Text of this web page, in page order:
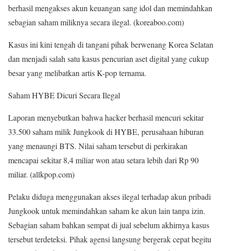
berhasil mengakses akun keuangan sang idol dan memindahkan
sebagian saham miliknya secara ilegal. (koreaboo.com)
Kasus ini kini tengah di tangani pihak berwenang Korea Selatan
dan menjadi salah satu kasus pencurian aset digital yang cukup
besar yang melibatkan artis K-pop ternama.
Saham HYBE Dicuri Secara Ilegal
Laporan menyebutkan bahwa hacker berhasil mencuri sekitar
33.500 saham milik Jungkook di HYBE, perusahaan hiburan
yang menaungi BTS. Nilai saham tersebut di perkirakan
mencapai sekitar 8,4 miliar won atau setara lebih dari Rp 90
miliar. (allkpop.com)
Pelaku diduga menggunakan akses ilegal terhadap akun pribadi
Jungkook untuk memindahkan saham ke akun lain tanpa izin.
Sebagian saham bahkan sempat di jual sebelum akhirnya kasus
tersebut terdeteksi. Pihak agensi langsung bergerak cepat begitu